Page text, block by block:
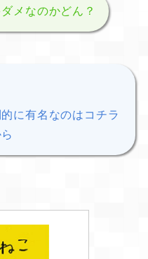
メなのかどん？
に有名なのはコチラ